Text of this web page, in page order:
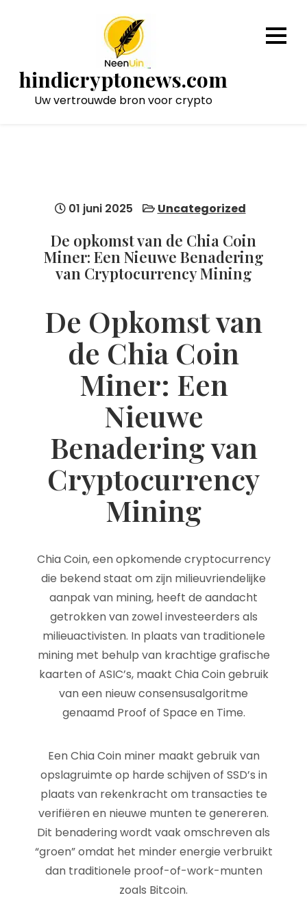
hindicryptonews.com
Uw vertrouwde bron voor crypto
01 juni 2025 Uncategorized
De opkomst van de Chia Coin
Miner: Een Nieuwe Benadering
van Cryptocurrency Mining
De Opkomst van
de Chia Coin
Miner: Een
Nieuwe
Benadering van
Cryptocurrency
Mining
Chia Coin, een opkomende cryptocurrency
die bekend staat om zijn milieuvriendelijke
aanpak van mining, heeft de aandacht
getrokken van zowel investeerders als
milieuactivisten. In plaats van traditionele
mining met behulp van krachtige grafische
kaarten of ASIC’s, maakt Chia Coin gebruik
van een nieuw consensusalgoritme
genaamd Proof of Space en Time.
Een Chia Coin miner maakt gebruik van
opslagruimte op harde schijven of SSD’s in
plaats van rekenkracht om transacties te
verifiëren en nieuwe munten te genereren.
Dit benadering wordt vaak omschreven als
“groen” omdat het minder energie verbruikt
dan traditionele proof-of-work-munten
zoals Bitcoin.